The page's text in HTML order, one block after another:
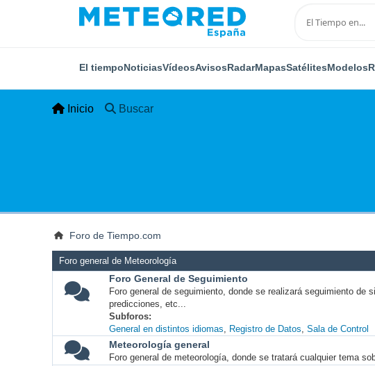
El tiempoNoticiasVídeosAvisosRadarMapasSatélitesModelos
Inicio Buscar
Foro de Tiempo.com
Foro general de Meteorología
Foro General de Seguimiento
Foro general de seguimiento, donde se realizará seguimiento de
predicciones, etc...
Subforos
General en distintos idiomas
Registro de Datos Sala de Control
Meteorología general
Foro general de meteorología, donde se tratará cualquier tema